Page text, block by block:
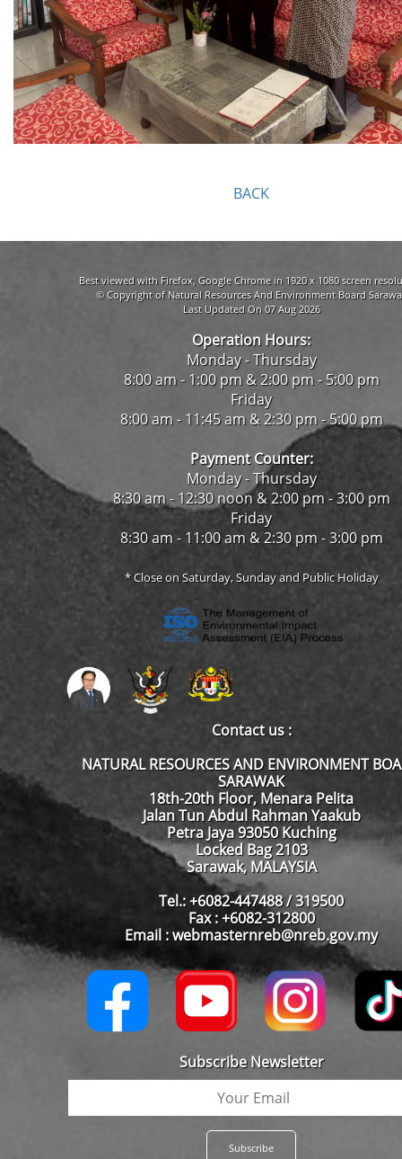
BACK
Best viewed with Firefox, Google Chrome in 1920 x 1080 screen
© Copyright of Natural Resources And Environment Board
Last Updated On 07 Aug 2026
Operation Hours:
Monday - Thursday
8:00 am - 1:00 pm & 2:00 pm - 5:00 pm
Friday
8:00 am - 11:45 am & 2:30 pm - 5:00 pm
Payment Counter:
Monday - Thursday
8:30 am - 12:30 noon & 2:00 pm - 3:00 pm
Friday
8:30 am - 11:00 am & 2:30 pm - 3:00 pm
* Close on Saturday, Sunday and Public Holiday
Contact us :
NATURAL RESOURCES AND ENVIRONMENT
SARAWAK
18th-20th Floor, Menara Pelita
Jalan Tun Abdul Rahman Yaakub
Petra Jaya 93050 Kuching
Locked Bag 2103
Sarawak, MALAYSIA
Tel.: +6082-447488 / 319500
Fax : +6082-312800
Email : webmasternreb@nreb.gov.my
Subscribe Newsletter